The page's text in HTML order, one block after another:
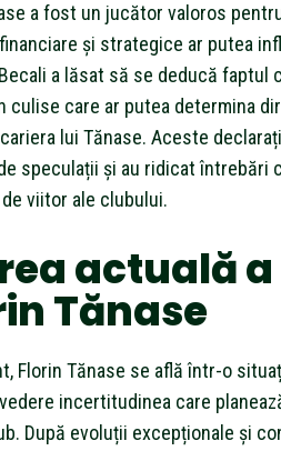
a fost un jucător valoros
și strategice ar putea
a lăsat să se deducă faptul
culise care ar putea determina
lui Tănase. Aceste
speculații și au ridicat întrebări
viitor ale clubului.
actuală
Tănase
Florin Tănase se află într-o
incertitudinea care
După evoluții excepționale și